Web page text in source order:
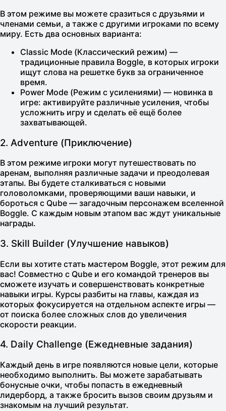
В этом режиме вы можете сразиться с друзьями и
членами семьи, а также с другими игроками по всему
миру. Есть два основных варианта:
Classic Mode (Классический режим) —
традиционные правила Boggle, в которых игроки
ищут слова на решетке букв за ограниченное
время.
Power Mode (Режим с усилениями) — новинка в
игре: активируйте различные усиления, чтобы
усложнить игру и сделать её ещё более
захватывающей.
2. Adventure (Приключение)
В этом режиме игроки могут путешествовать по
аренам, выполняя различные задачи и преодолевая
этапы. Вы будете сталкиваться с новыми
головоломками, проверяющими ваши навыки, и
бороться с Qube — загадочным персонажем вселенной
Boggle. С каждым новым этапом вас ждут уникальные
награды.
3. Skill Builder (Улучшение навыков)
Если вы хотите стать мастером Boggle, этот режим для
вас! Совместно с Qube и его командой тренеров вы
сможете изучать и совершенствовать конкретные
навыки игры. Курсы разбиты на главы, каждая из
которых фокусируется на отдельном аспекте игры —
от поиска более сложных слов до увеличения
скорости реакции.
4. Daily Challenge (Ежедневные задания)
Каждый день в игре появляются новые цели, которые
необходимо выполнить. Вы можете зарабатывать
бонусные очки, чтобы попасть в ежедневный
лидерборд, а также бросить вызов своим друзьям и
знакомым на лучший результат.